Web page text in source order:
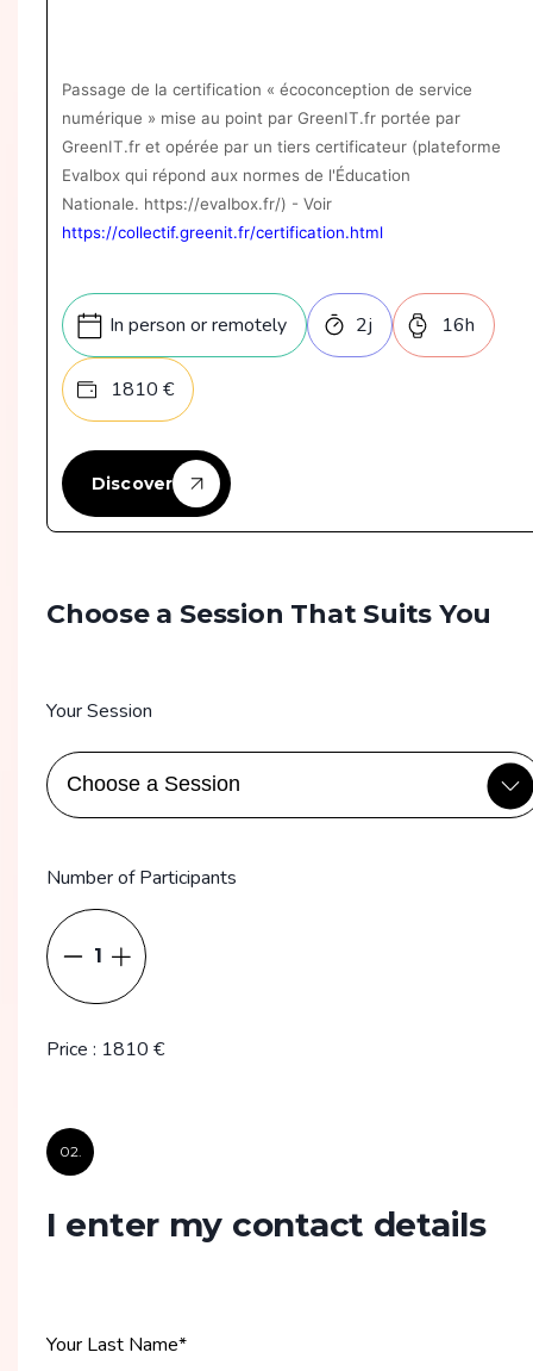
Passage de la certification « écoconception de service
numérique » mise au point par GreenIT.fr portée par
GreenIT.fr et opérée par un tiers certificateur (plateforme
Evalbox qui répond aux normes de l'Éducation
Nationale. https://evalbox.fr/) - Voir
https://collectif.greenit.fr/certification.html
In person or remotely 2j 16h
1810 €
Discover
Choose a Session That Suits You
Your Session
Number of Participants
1
Price : 1810 €
02.
I enter my contact details
Your Last Name*